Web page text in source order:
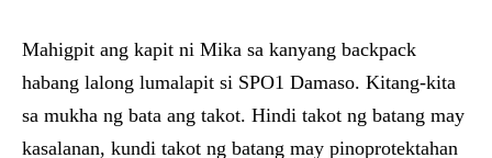
Mahigpit ang kapit ni Mika sa kanyang backpack
habang lalong lumalapit si SPO1 Damaso. Kitang-kita
sa mukha ng bata ang takot. Hindi takot ng batang may
kasalanan, kundi takot ng batang may pinoprotektahan